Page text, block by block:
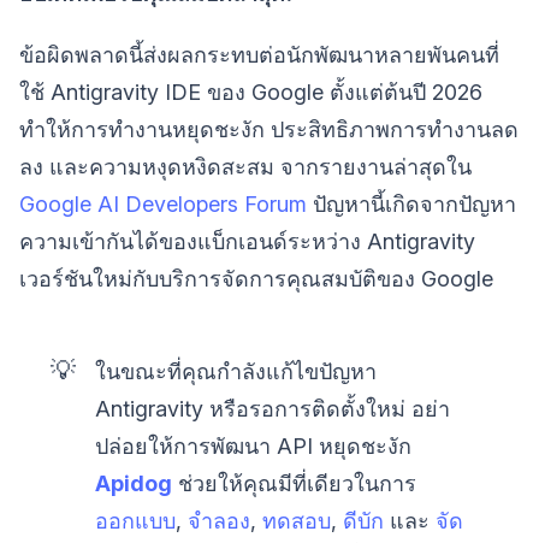
ข้อผิดพลาดนี้ส่งผลกระทบต่อนักพัฒนาหลายพันคนที่
ใช้ Antigravity IDE ของ Google ตั้งแต่ต้นปี 2026
ทำให้การทำงานหยุดชะงัก ประสิทธิภาพการทำงานลด
ลง และความหงุดหงิดสะสม จากรายงานล่าสุดใน
Google AI Developers Forum ปัญหานี้เกิดจากปัญหา
ความเข้ากันได้ของแบ็กเอนด์ระหว่าง Antigravity
เวอร์ชันใหม่กับบริการจัดการคุณสมบัติของ Google
💡
ในขณะที่คุณกำลังแก้ไขปัญหา
Antigravity หรือรอการติดตั้งใหม่ อย่า
ปล่อยให้การพัฒนา API หยุดชะงัก
Apidog ช่วยให้คุณมีที่เดียวในการ
ออกแบบ, จำลอง,ทดสอบ, ดีบัก และ จัด